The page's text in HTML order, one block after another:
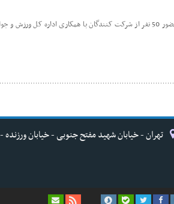
دیروز دوره آموزشی کمک های اولیه در ورزش در گروه های سنی مختلف با حضور 50 نفر از شرکت
تهران - خیابان شهید مفتح جنوبی - خیابان ورزنده - پلاک ۱۷ - فدراسیون